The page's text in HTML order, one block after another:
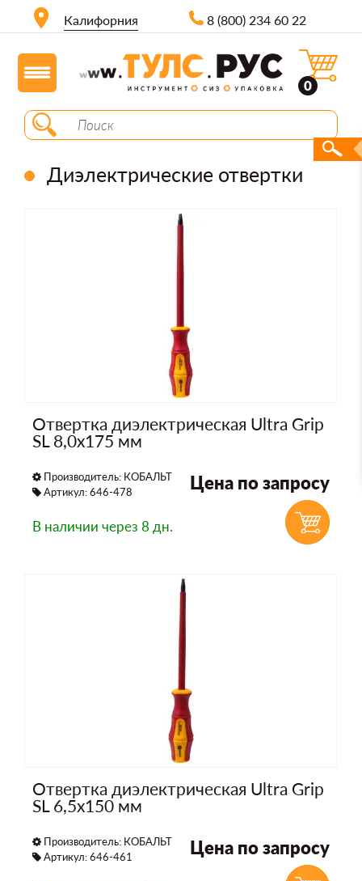
Калифорния 8 (800) 234 60 22
0
Диэлектрические отвертки
Отвертка диэлектрическая Ultra Grip
SL 8,0х175 мм
Производитель: КОБАЛЬТ
Артикул: 646-478
Цена по запросу
В наличии через 8 дн.
Отвертка диэлектрическая Ultra Grip
SL 6,5х150 мм
Производитель: КОБАЛЬТ
Артикул: 646-461
Цена по запросу